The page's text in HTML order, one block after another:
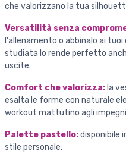
che valorizzano la tua
Versatilità senza
l'allenamento o abbinalo ai
studiata lo rende perfetto
uscite.
Comfort che valorizza: la
esalta le forme con naturale
workout mattutino agli
Palette pastello:disponibile
stile personale: